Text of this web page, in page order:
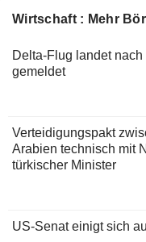
Wirtschaft : Mehr
Delta-Flug landet
gemeldet
Verteidigungspakt
Arabien technisch mit
türkischer Minister
US-Senat einigt sich